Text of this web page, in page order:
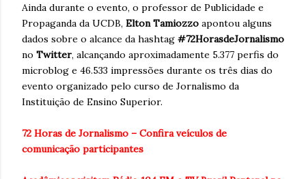
Ainda durante o evento, o professor de Publicidade e
Propaganda da UCDB, Elton Tamiozzo apontou alguns
dados sobre o alcance da hashtag #72HorasdeJornalismo
no Twitter, alcançando aproximadamente 5.377 perfis do
microblog e 46.533 impressões durante os três dias do
evento organizado pelo curso de Jornalismo da
Instituição de Ensino Superior.
72 Horas de Jornalismo – Confira veículos de
comunicação participantes